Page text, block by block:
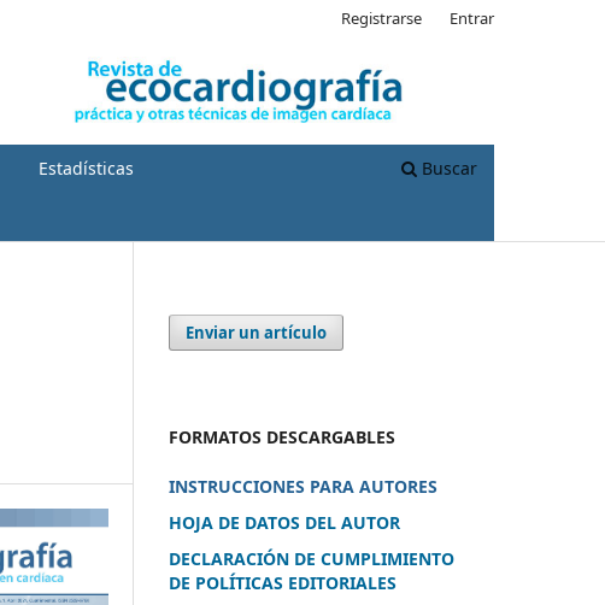
Estadísticas Buscar
Registrarse Entrar
Enviar un artículo
FORMATOS DESCARGABLES
INSTRUCCIONES PARA AUTORES
HOJA DE DATOS DEL AUTOR
DECLARACIÓN DE CUMPLIMIENTO
DE POLÍTICAS EDITORIALES